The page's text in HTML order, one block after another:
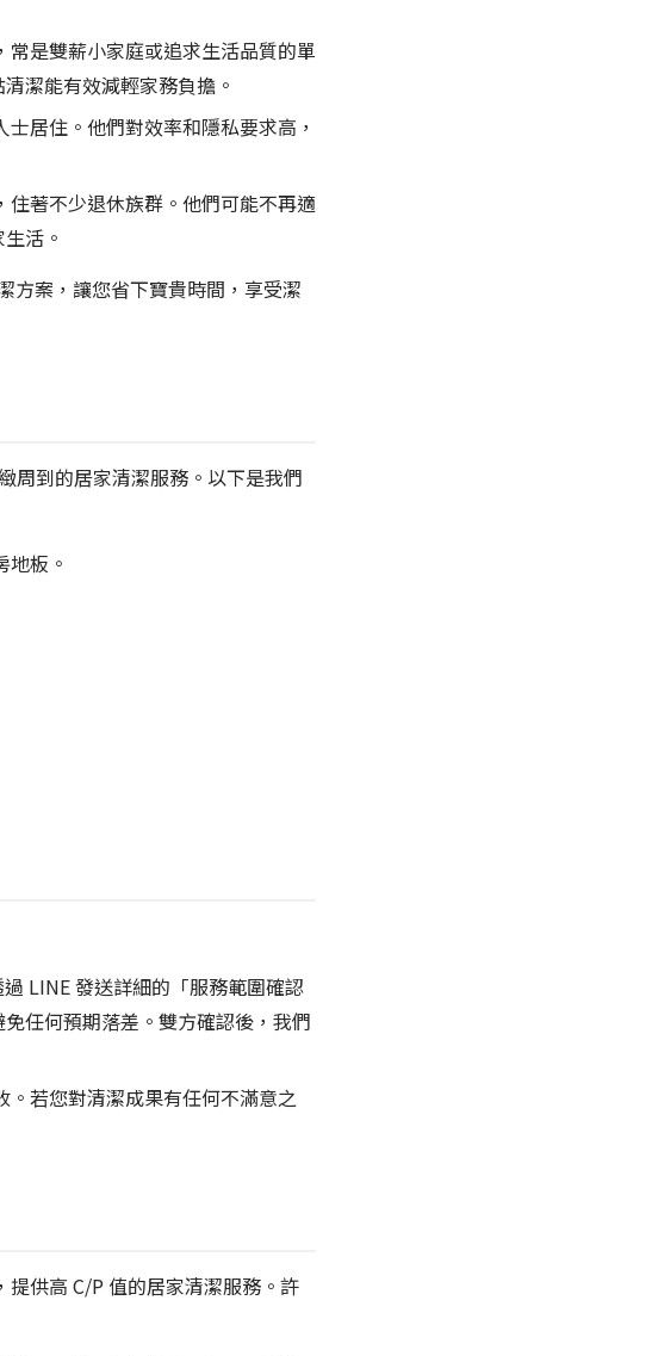
是雙薪小家庭或追求生活品質的單
潔能有效減輕家務負擔。
居住。他們對效率和隱私要求高，
著不少退休族群。他們可能不再適
活。
方案，讓您省下寶貴時間，享受潔
周到的居家清潔服務。以下是我們
板。
LINE 發送詳細的「服務範圍確認
任何預期落差。雙方確認後，我們
若您對清潔成果有任何不滿意之
供高 C/P 值的居家清潔服務。許